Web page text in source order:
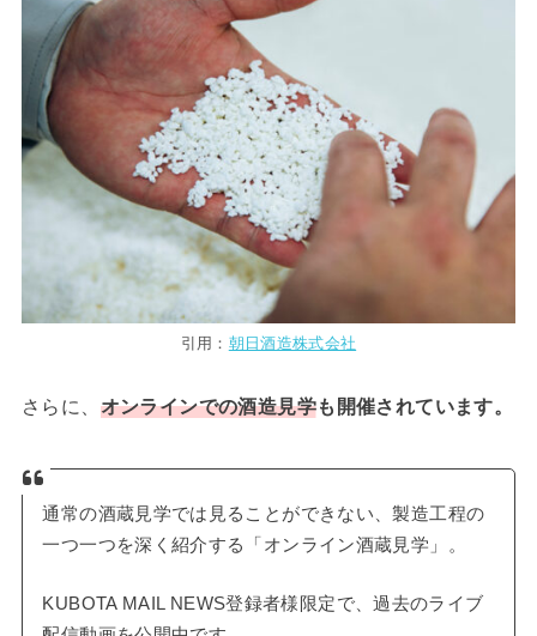
引用： 朝日酒造株式会社
さらに、 オンラインでの酒造見学も開催されています。
通常の酒蔵見学では見ることができない、製造工程の
一つ一つを深く紹介する「オンライン酒蔵見学」。
KUBOTA MAIL NEWS登録者様限定で、過去のライブ